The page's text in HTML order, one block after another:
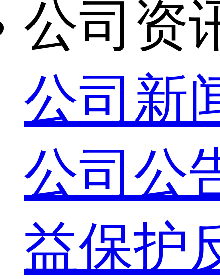
公司资
公司新
公司公
益保护